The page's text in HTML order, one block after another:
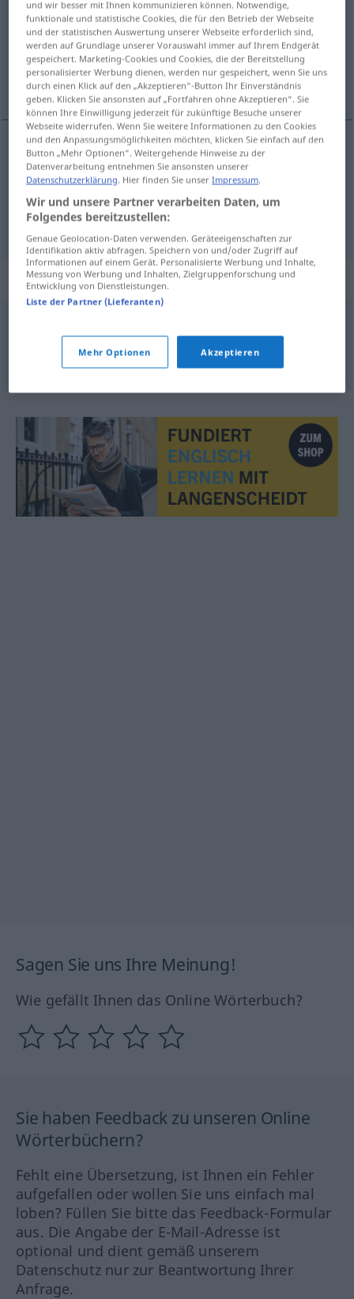
Übersicht aller Übersetzungen
(Für mehr Details die Übersetzung anklicken/antippen)
Grasbüschel Haarbüschel
Grasbüschelm/n tussock
Haarbüschel m/n tussock
Synonyme für "tussock"
© Princeton University
Sagen Sie uns Ihre Meinung!
Wie gefällt Ihnen das Online Wörterbuch?
Sie haben Feedback zu unseren Online
Wörterbüchern?
Fehlt eine Übersetzung, ist Ihnen ein Fehler
aufgefallen oder wollen Sie uns einfach mal
loben? Füllen Sie bitte das Feedback-Formular
aus. Die Angabe der E-Mail-Adresse ist
optional und dient gemäß unserem
Datenschutz nur zur Beantwortung Ihrer
Anfrage.
und wir besser mit Ihnen kommunizieren können. Notwendige,
funktionale und statistische Cookies, die für den Betrieb der Webseite
und der statistischen Auswertung unserer Webseite erforderlich sind,
werden auf Grundlage unserer Vorauswahl immer auf Ihrem Endgerät
gespeichert. Marketing-Cookies und Cookies, die der Bereitstellung
personalisierter Werbung dienen, werden nur gespeichert, wenn Sie uns
durch einen Klick auf den „Akzeptieren“-Button Ihr Einverständnis
geben. Klicken Sie ansonsten auf „Fortfahren ohne Akzeptieren“. Sie
können Ihre Einwilligung jederzeit für zukünftige Besuche unserer
Webseite widerrufen. Wenn Sie weitere Informationen zu den Cookies
und den Anpassungsmöglichkeiten möchten, klicken Sie einfach auf den
Button „Mehr Optionen“. Weitergehende Hinweise zu der
Datenverarbeitung entnehmen Sie ansonsten unserer
Datenschutzerklärung. Hier finden Sie unserImpressum.
Wir und unsere Partner verarbeiten Daten, um
Folgendes bereitzustellen:
Genaue Geolocation-Daten verwenden. Geräteeigenschaften zur
Identifikation aktiv abfragen. Speichern von und/oder Zugriff auf
Informationen auf einem Gerät. Personalisierte Werbung und Inhalte,
Messung von Werbung und Inhalten, Zielgruppenforschung und
Entwicklung von Dienstleistungen.
Liste der Partner (Lieferanten)
Mehr Optionen Akzeptieren